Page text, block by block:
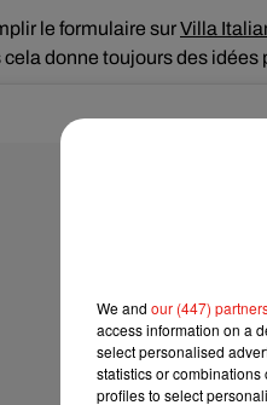
le formulaire surVilla
donne toujours des idées
We and our (447)
access information on a
select personalised
statistics or
profiles to select